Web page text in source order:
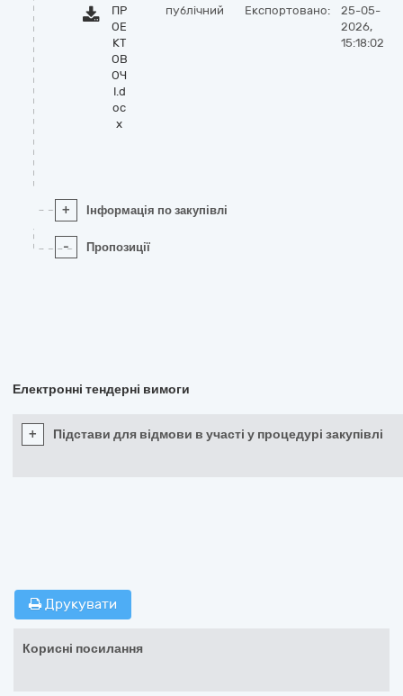
ПР
ОЕ
КТ
ОВ
ОЧ
І.d
oc
x
публічний Експортовано:
25-05-
2026,
15:18:02
+ Інформація по закупівлі
- Пропозиції
Електронні тендерні вимоги
+ Підстави для відмови в участі у процедурі закупівлі
Друкувати
Корисні посилання